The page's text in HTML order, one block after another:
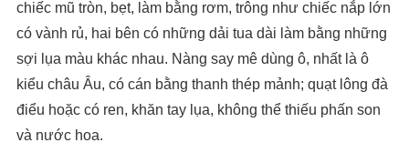
chiếc mũ tròn, bẹt, làm bằng rơm, trông như chiếc nắp lớn
có vành rủ, hai bên có những dải tua dài làm bằng những
sợi lụa màu khác nhau. Nàng say mê dùng ô, nhất là ô
kiểu châu Âu, có cán bằng thanh thép mảnh; quạt lông đà
điểu hoặc có ren, khăn tay lụa, không thể thiếu phấn son
và nước hoa.